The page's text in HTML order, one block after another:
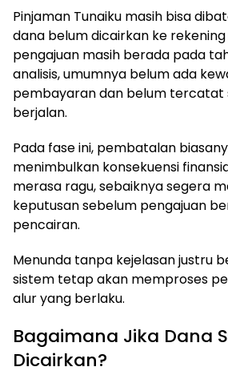
Pinjaman Tunaiku masih bisa
dana belum dicairkan ke
pengajuan masih berada pada
analisis, umumnya belum ada
pembayaran dan belum tercatat
berjalan.
Pada fase ini, pembatalan
menimbulkan konsekuensi
merasa ragu, sebaiknya segera
keputusan sebelum pengajuan
pencairan.
Menunda tanpa kejelasan justru
sistem tetap akan memproses
alur yang berlaku.
Bagaimana Jika Dana
Dicairkan?